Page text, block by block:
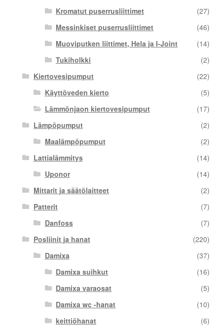
Kromatut puserrusliittimet
(27)
Messinkiset puserrusliittimet
(46)
Muoviputken liittimet, Hela ja I-Joint
(14)
Tukiholkki
(2)
Kiertovesipumput
(22)
Käyttöveden kierto
(5)
Lämmönjaon kiertovesipumput
(17)
Lämpöpumput
(2)
Maalämpöpumput
(2)
Lattialämmitys
(14)
Uponor
(14)
Mittarit ja säätölaitteet
(2)
Patterit
(7)
Danfoss
(7)
Posliinit ja hanat
(220)
Damixa
(37)
Damixa suihkut
(16)
Damixa varaosat
(5)
Damixa wc -hanat
(10)
keittiöhanat
(6)